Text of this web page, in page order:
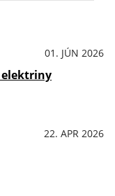
01. JÚN 2026
elektriny
22. APR 2026